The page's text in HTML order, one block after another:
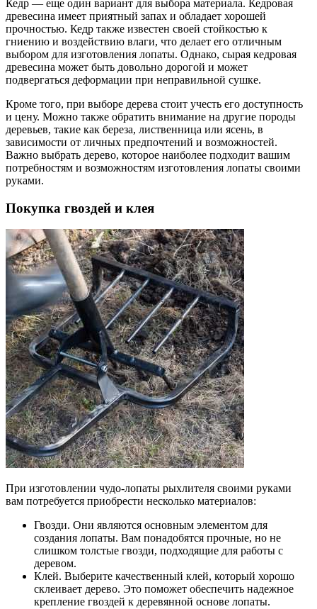
Кедр — еще один вариант для выбора материала. Кедровая
древесина имеет приятный запах и обладает хорошей
прочностью. Кедр также известен своей стойкостью к
гниению и воздействию влаги, что делает его отличным
выбором для изготовления лопаты. Однако, сырая кедровая
древесина может быть довольно дорогой и может
подвергаться деформации при неправильной сушке.
Кроме того, при выборе дерева стоит учесть его доступность
и цену. Можно также обратить внимание на другие породы
деревьев, такие как береза, лиственница или ясень, в
зависимости от личных предпочтений и возможностей.
Важно выбрать дерево, которое наиболее подходит вашим
потребностям и возможностям изготовления лопаты своими
руками.
Покупка гвоздей и клея
При изготовлении чудо-лопаты рыхлителя своими руками
вам потребуется приобрести несколько материалов:
Гвозди. Они являются основным элементом для
создания лопаты. Вам понадобятся прочные, но не
слишком толстые гвозди, подходящие для работы с
деревом.
Клей. Выберите качественный клей, который хорошо
склеивает дерево. Это поможет обеспечить надежное
крепление гвоздей к деревянной основе лопаты.